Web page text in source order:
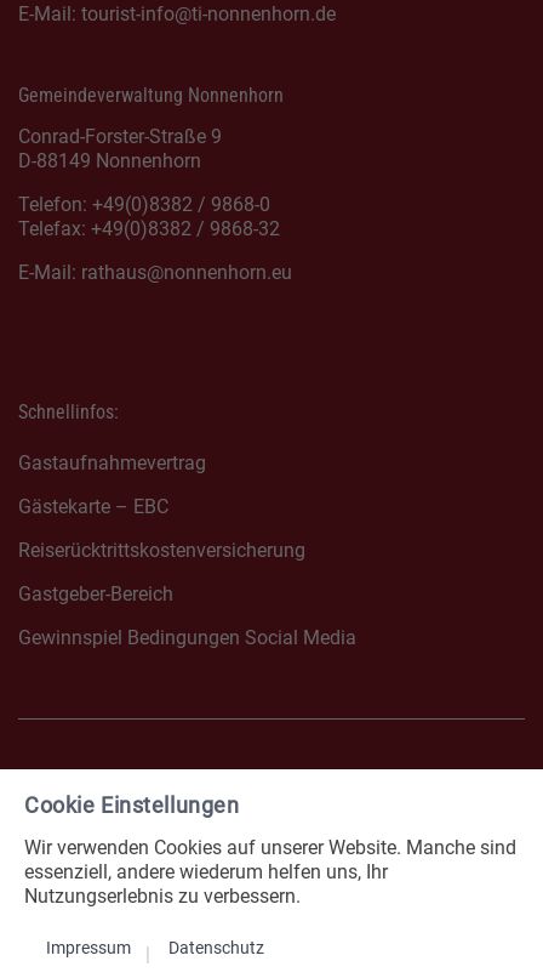
E-Mail: tourist-info@ti-nonnenhorn.de
Gemeindeverwaltung Nonnenhorn
Conrad-Forster-Straße 9
D-88149 Nonnenhorn
Telefon: +49(0)8382 / 9868-0
Telefax: +49(0)8382 / 9868-32
E-Mail: rathaus@nonnenhorn.eu
Schnellinfos:
Gastaufnahmevertrag
Gästekarte – EBC
Reiserücktrittskostenversicherung
Gastgeber-Bereich
Gewinnspiel Bedingungen Social Media
FACEBOOK NONNENHORN
Impressum
Datenschutz
© 2026 Gemeinde Nonnenhorn.
Cookie Einstellungen
Wir verwenden Cookies auf unserer Website. Manche sind
essenziell, andere wiederum helfen uns, Ihr
Nutzungserlebnis zu verbessern.
Impressum Datenschutz